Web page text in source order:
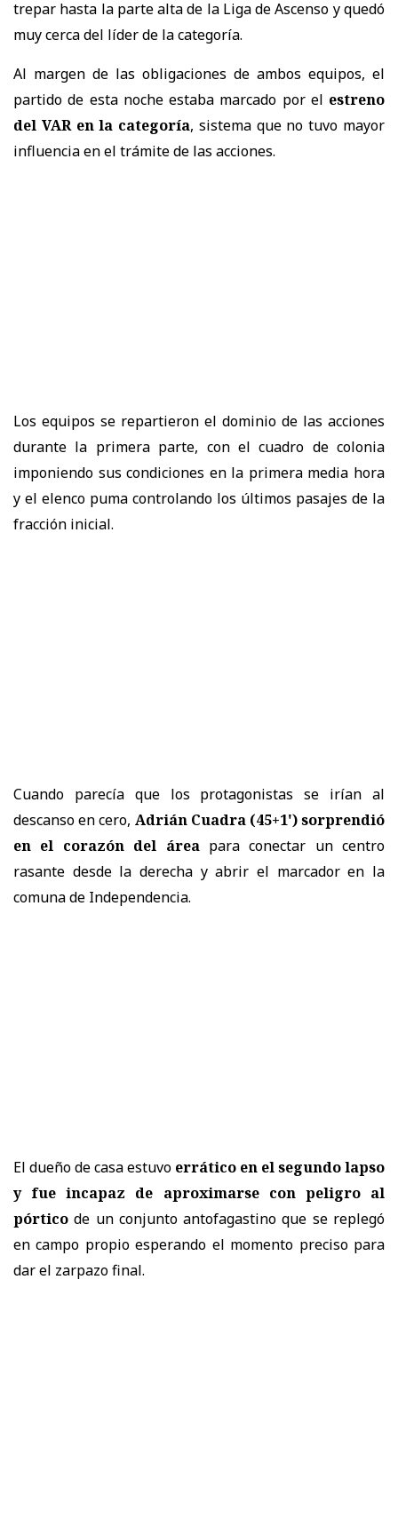
trepar hasta la parte alta de la Liga de Ascenso y quedó
muy cerca del líder de la categoría.
Al margen de las obligaciones de ambos equipos, el
partido de esta noche estaba marcado por el estreno
del VAR en la categoría, sistema que no tuvo mayor
influencia en el trámite de las acciones.
Los equipos se repartieron el dominio de las acciones
durante la primera parte, con el cuadro de colonia
imponiendo sus condiciones en la primera media hora
y el elenco puma controlando los últimos pasajes de la
fracción inicial.
Cuando parecía que los protagonistas se irían al
descanso en cero, Adrián Cuadra (45+1') sorprendió
en el corazón del áreapara conectar un centro
rasante desde la derecha y abrir el marcador en la
comuna de Independencia.
El dueño de casa estuvo errático en el segundo lapso
y fue incapaz de aproximarse con peligro al
pórtico de un conjunto antofagastino que se replegó
en campo propio esperando el momento preciso para
dar el zarpazo final.